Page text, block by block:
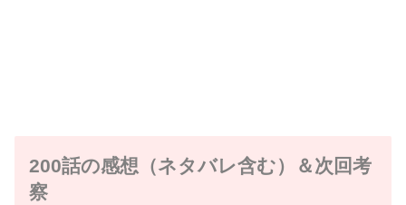
200話の感想（ネタバレ含む）＆次回考
察